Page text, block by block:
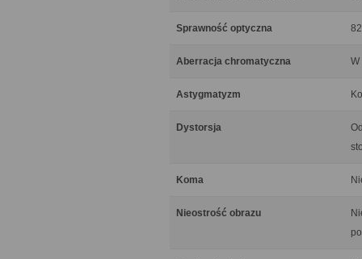
Sprawność optyczna
Aberracja chromatyczna W
Astygmatyzm
Dystorsja
Koma
Nieostrość obrazu